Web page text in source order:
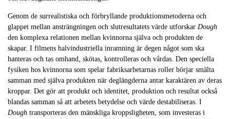
Genom de surrealistiska och förbryllande produktionsmetoderna och
glappet mellan ansträngningen och slutresultatets värde utforskar Dough
den komplexa relationen mellan kvinnorna själva och produkten de
skapar. I filmens halvindustriella inramning är degen något som ska
hanteras och tas omhand, skötas, kontrolleras och vårdas. Den speciella
fysiken hos kvinnorna som spelar fabriksarbetarnas roller börjar smälta
samman med själva produkten när deglängderna antar karaktären av deras
kroppar. Det gör att produkt och identitet, produktion och resultat också
blandas samman så att arbetets betydelse och värde destabiliseras. I
Dough transporteras den mänskliga kroppsligheten, som investeras i